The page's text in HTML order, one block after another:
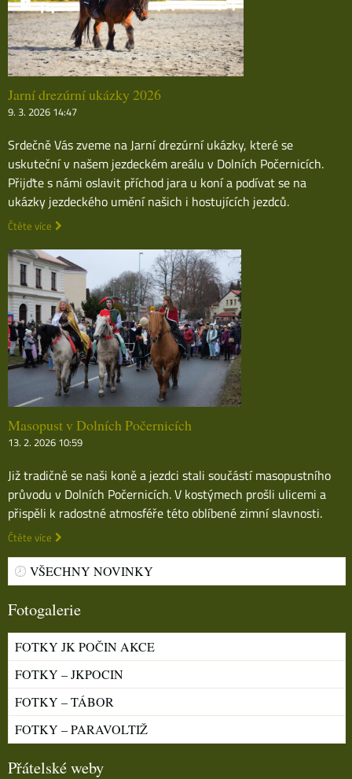
Jarní drezúrní ukázky 2026
9. 3. 2026 14:47
Srdečně Vás zveme na Jarní drezúrní ukázky, které se
uskuteční v našem jezdeckém areálu v Dolních Počernicích.
Přijďte s námi oslavit příchod jara u koní a podívat se na
ukázky jezdeckého umění našich i hostujících jezdců.
Čtěte více
Masopust v Dolních Počernicích
13. 2. 2026 10:59
Již tradičně se naši koně a jezdci stali součástí masopustního
průvodu v Dolních Počernicích. V kostýmech prošli ulicemi a
přispěli k radostné atmosféře této oblíbené zimní slavnosti.
Čtěte více
VŠECHNY NOVINKY
Fotogalerie
FOTKY JK POČIN AKCE
FOTKY – JKPOCIN
FOTKY – TÁBOR
FOTKY – PARAVOLTIŽ
Přátelské weby